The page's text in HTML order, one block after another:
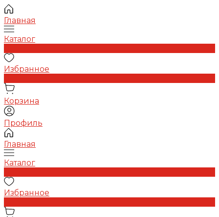
Главная
Каталог
Избранное
Корзина
Профиль
Главная
Каталог
Избранное